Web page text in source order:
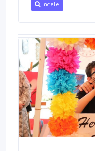
İncele